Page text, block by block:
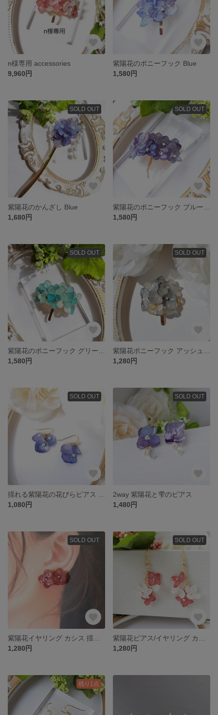
n様専用 accessories
9,960円
紫陽花のポニーフック Blue
1,580円
SOLD OUT
紫陽花のかんざし Blue
1,680円
SOLD OUT
1,580円
SOLD OUT
1,580円
SOLD OUT
1,280円
SOLD OUT
1,080円
SOLD OUT
2way 紫陽花と雫のピアス
1,480円
SOLD OUT
1,280円
SOLD OUT
1,280円
残り1点